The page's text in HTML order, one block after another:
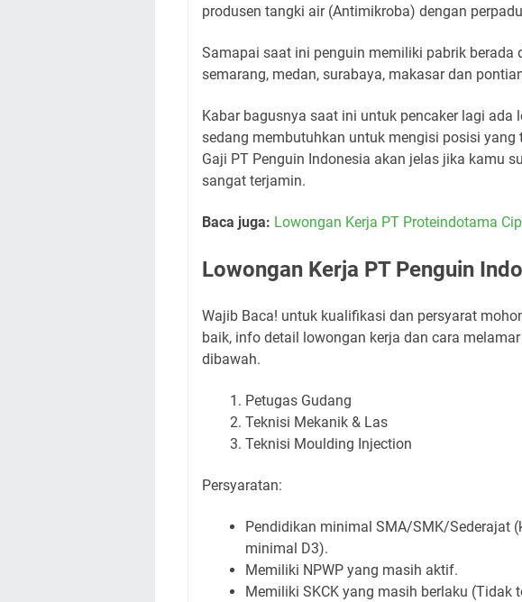
produsen tangki air (Antimikroba) dengan
Samapai saat ini penguin memiliki pabrik berada
semarang, medan, surabaya, makasar dan
Kabar bagusnya saat ini untuk pencaker lagi ada
sedang membutuhkan untuk mengisi posisi yang
Gaji PT Penguin Indonesia akan jelas jika kamu
sangat terjamin.
Baca juga: Lowongan Kerja PT Proteindotama
Lowongan Kerja PT Penguin
Wajib Baca! untuk kualifikasi dan persyarat
baik, info detail lowongan kerja dan cara
dibawah.
Petugas Gudang
Teknisi Mekanik & Las
Teknisi Moulding Injection
Persyaratan:
Pendidikan minimal SMA/SMK/Sederajat
minimal D3).
Memiliki NPWP yang masih aktif.
Memiliki SKCK yang masih berlaku